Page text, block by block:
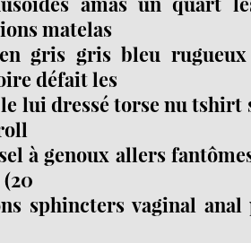
matelas
gris gris bleu
défait les
lui dressé torse nu tshirt
à genoux allers
sphincters vaginal anal